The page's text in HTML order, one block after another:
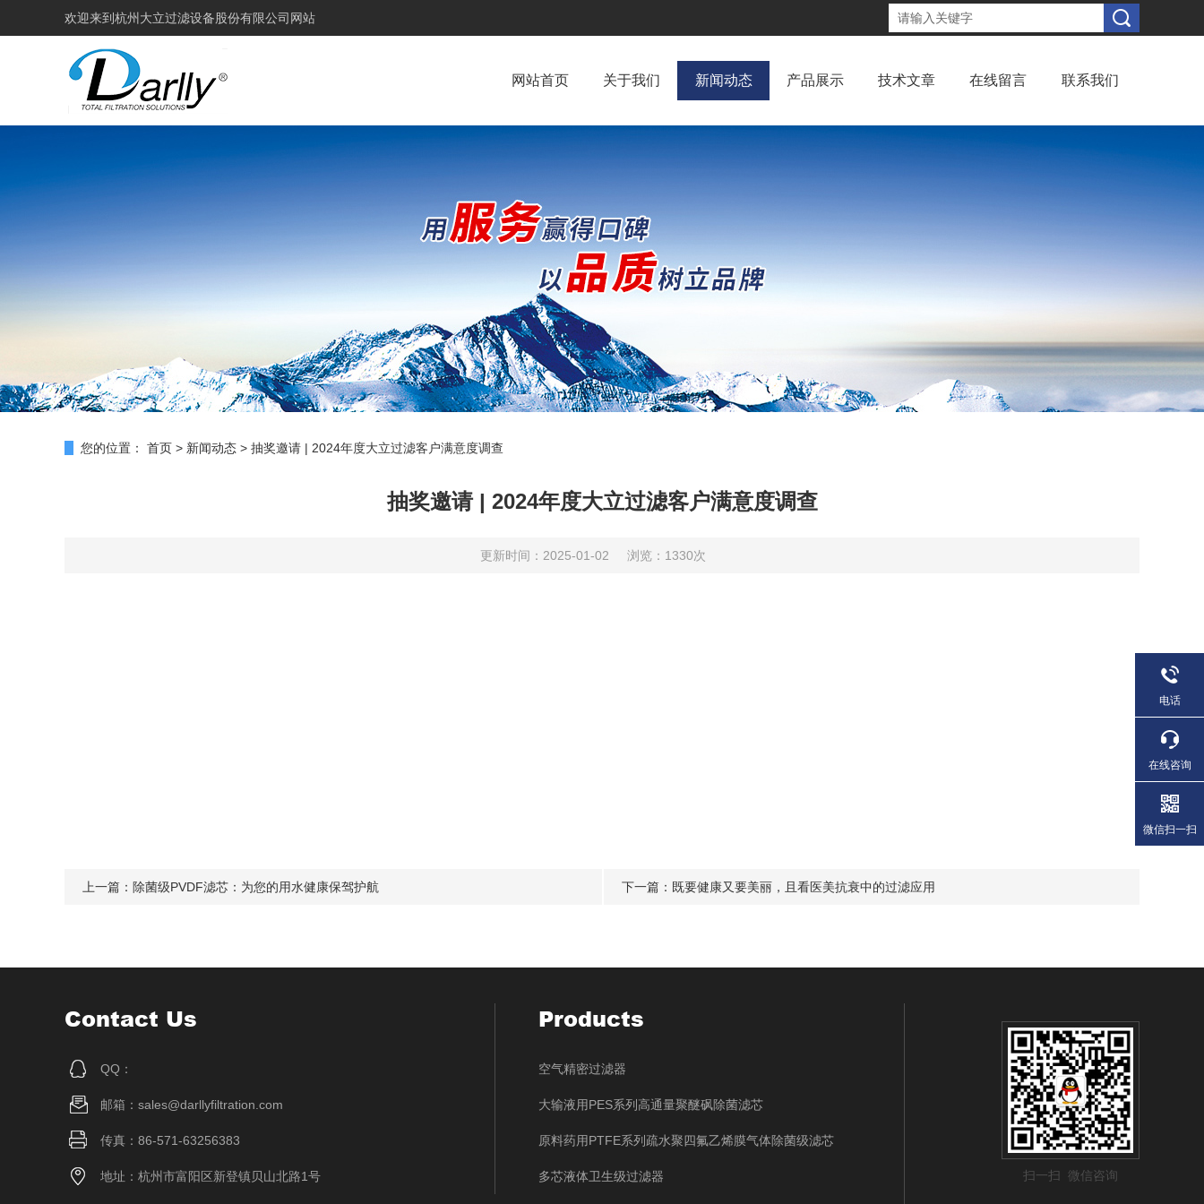
欢迎来到 杭州大立过滤设备股份有限公司网站
网站首页 关于我们 新闻动态 产品展示 技术文章 在线留言 联系我们
您的位置： 首页 > 新闻动态 > 抽奖邀请 | 2024年度大立过滤客户满意度调查
抽奖邀请 | 2024年度大立过滤客户满意度调查
更新时间：2025-01-02 浏览：1330次
上一篇： 除菌级PVDF滤芯：为您的用水健康保驾护航 下一篇： 既要健康又要美丽，且看医美抗衰中的过滤应用
Contact Us
QQ：
邮箱：sales@darllyfiltration.com
传真：86-571-63256383
地址：杭州市富阳区新登镇贝山北路1号
Products
空气精密过滤器
大输液用PES系列高通量聚醚砜除菌滤芯
原料药用PTFE系列疏水聚四氟乙烯膜气体除菌级滤芯
多芯液体卫生级过滤器 扫一扫 微信咨询
电话
在线咨询
微信扫一扫